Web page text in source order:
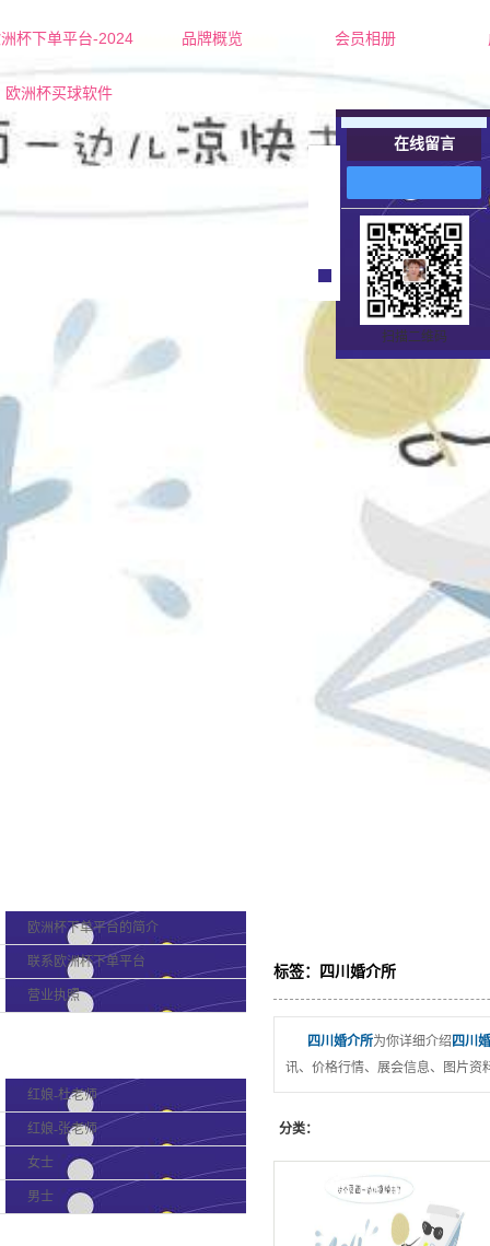
杯下单平台-2024
欧洲杯买球软件
品牌概览
联系欧洲杯下单平台
营业执照
会员相册
红娘-杜老师
红娘-张老师
女士
男士
欧洲杯下单平台的简介
联系欧洲杯下单平台
营业执照
红娘-杜老师
红娘-张老师
女士
男士
标签：四川婚介所
四川婚介所为你详细介绍 四川
讯、价格行情、展会信息、图片资
分类：
在线留言
扫描二维码